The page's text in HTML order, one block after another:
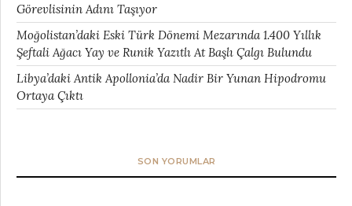
Görevlisinin Adını Taşıyor
Moğolistan’daki Eski Türk Dönemi Mezarında 1.400 Yıllık
Şeftali Ağacı Yay ve Runik Yazıtlı At Başlı Çalgı Bulundu
Libya’daki Antik Apollonia’da Nadir Bir Yunan Hipodromu
Ortaya Çıktı
SON YORUMLAR